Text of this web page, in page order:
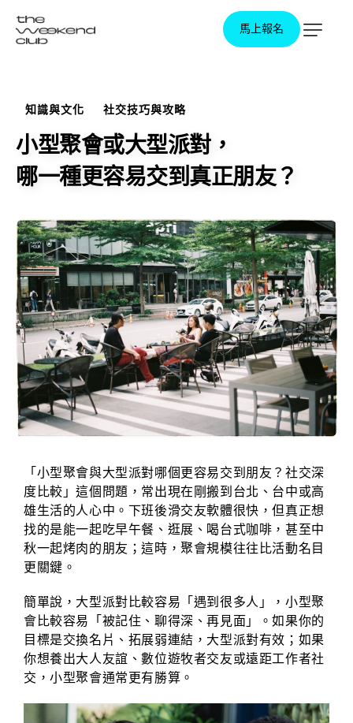
馬上報名
知識與文化 社交技巧與攻略
小型聚會或大型派對，
哪一種更容易交到真正朋友？
「小型聚會與大型派對哪個更容易交到朋友？社交深
度比較」這個問題，常出現在剛搬到台北、台中或高
雄生活的人心中。下班後滑交友軟體很快，但真正想
找的是能一起吃早午餐、逛展、喝台式咖啡，甚至中
秋一起烤肉的朋友；這時，聚會規模往往比活動名目
更關鍵。
簡單說，大型派對比較容易「遇到很多人」，小型聚
會比較容易「被記住、聊得深、再見面」。如果你的
目標是交換名片、拓展弱連結，大型派對有效；如果
你想養出大人友誼、數位遊牧者交友或遠距工作者社
交，小型聚會通常更有勝算。